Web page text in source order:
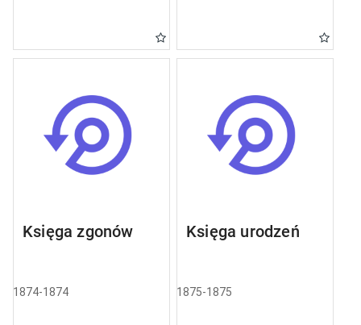
Księga zgonów
1874-1874
Księga urodzeń
1875-1875